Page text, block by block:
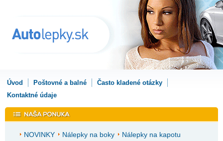
Úvod Poštovné a balné
Často kladené otázky
Kontaktné údaje
NOVINKY Nálepky na boky
Nálepky na kapotu